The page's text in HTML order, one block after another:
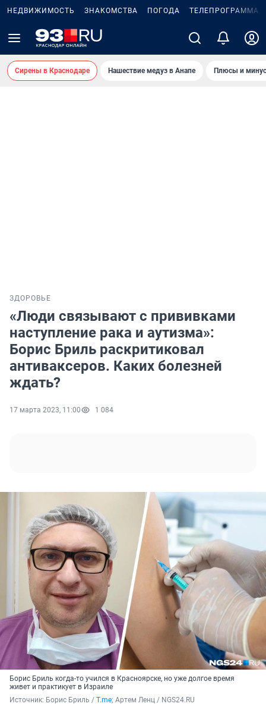
НЕДВИЖИМОСТЬ ЗНАКОМСТВА ПОГОДА ТЕЛЕПРОГРАММА
Сирены в Краснодаре Нашествие медуз в Анапе Плюсы и
ЗДОРОВЬЕ
«Люди связывают с прививками
наступление рака и аутизма»:
Борис Бриль раскритиковал
антиваксеров. Каких болезней
ждать?
17 марта 2023, 11:00 1 084
Борис Бриль когда-то учился в Красноярске, но уже долгое время
живет и практикует в Израиле
Источник: Борис Бриль / T.me; Артем Ленц / NGS24.RU